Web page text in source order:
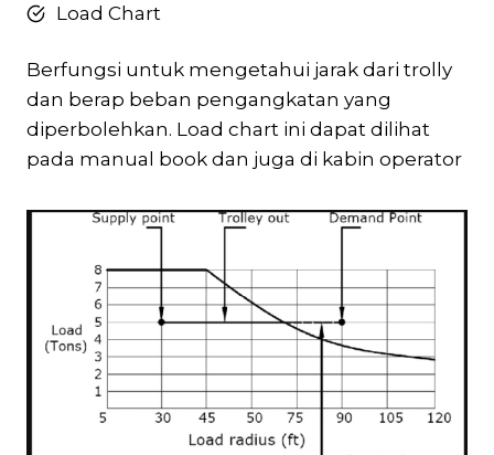
Load Chart
Berfungsi untuk mengetahui jarak dari trolly
dan berap beban pengangkatan yang
diperbolehkan. Load chart ini dapat dilihat
pada manual book dan juga di kabin operator